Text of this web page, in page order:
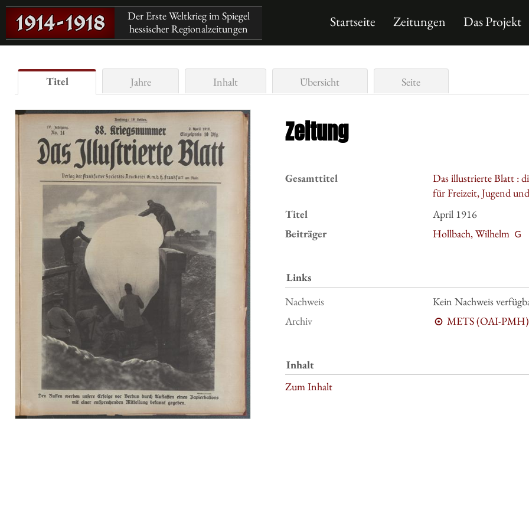
Der Erste Weltkrieg im Spiegel
hessischer Regionalzeitungen
Startseite Zeitungen Das Projekt
Titel Jahre Inhalt Übersicht Seite
Zeitung
Gesamttitel
Das illustrierte Blatt :
für Freizeit, Jugend
Titel
April 1916
Beiträger
Hollbach, Wilhelm
Links
Nachweis
Kein Nachweis
Archiv
METS (OAI-PMH)
Inhalt
Zum Inhalt